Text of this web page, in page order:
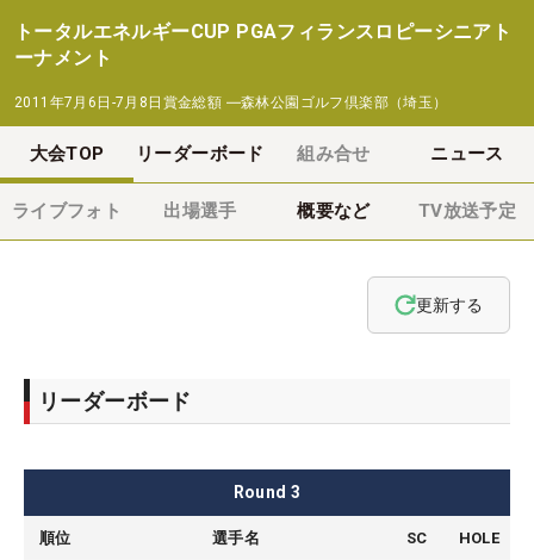
トータルエネルギーCUP PGAフィランスロピーシニアト
ーナメント
2011年7月6日-7月8日 賞金総額 ―森林公園ゴルフ倶楽部（埼玉）
大会TOP リーダーボード 組み合せ ニュース
ライブフォト 出場選手 概要など TV放送予定
更新する
リーダーボード
Round 3
順位 選手名 SC HOLE